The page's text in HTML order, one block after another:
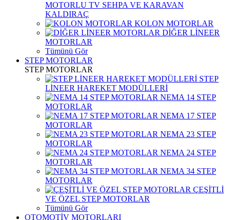
MOTORLU TV SEHPA VE KARAVAN
KALDIRAÇ
KOLON MOTORLAR
DİĞER LİNEER
MOTORLAR
Tümünü Gör
STEP MOTORLAR
STEP MOTORLAR
STEP
LİNEER HAREKET MODÜLLERİ
NEMA 14 STEP
MOTORLAR
NEMA 17 STEP
MOTORLAR
NEMA 23 STEP
MOTORLAR
NEMA 24 STEP
MOTORLAR
NEMA 34 STEP
MOTORLAR
ÇEŞİTLİ
VE ÖZEL STEP MOTORLAR
Tümünü Gör
OTOMOTİV MOTORLARI